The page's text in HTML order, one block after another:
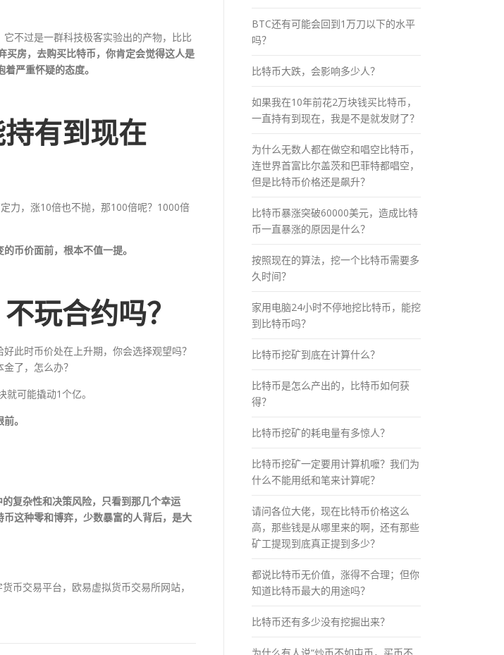
不过是一群科技极客实验出的产物，比比
买房，去购买比特币，你肯定会觉得这人是
严重怀疑的态度。
持有到现在
力，涨10倍也不抛，那100倍呢？1000倍
币价面前，根本不值一提。
玩合约吗？
此时币价处在上升期，你会选择观望吗？
了，怎么办？
可能撬动1个亿。
。
复杂性和决策风险，只看到那几个幸运
币这种零和博弈，少数暴富的人背后，是大
币交易平台，欧易虚拟货币交易所网站，
BTC还有可能会回到1万刀以下的水平
吗？
比特币大跌，会影响多少人？
如果我在10年前花2万块钱买比特币，
一直持有到现在，我是不是就发财了？
为什么无数人都在做空和唱空比特币，
连世界首富比尔盖茨和巴菲特都唱空，
但是比特币价格还是飙升？
比特币暴涨突破60000美元，造成比特
币一直暴涨的原因是什么？
按照现在的算法，挖一个比特币需要多
久时间？
家用电脑24小时不停地挖比特币，能挖
到比特币吗？
比特币挖矿到底在计算什么？
比特币是怎么产出的，比特币如何获
得？
比特币挖矿的耗电量有多惊人？
比特币挖矿一定要用计算机嚒？我们为
什么不能用纸和笔来计算呢？
请问各位大佬，现在比特币价格这么
高，那些钱是从哪里来的啊，还有那些
矿工提现到底真正提到多少？
都说比特币无价值，涨得不合理；但你
知道比特币最大的用途吗？
比特币还有多少没有挖掘出来？
为什么有人说“炒币不如屯币，买币不